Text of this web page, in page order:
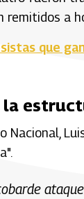
remitidos a
que
la
Nacional,